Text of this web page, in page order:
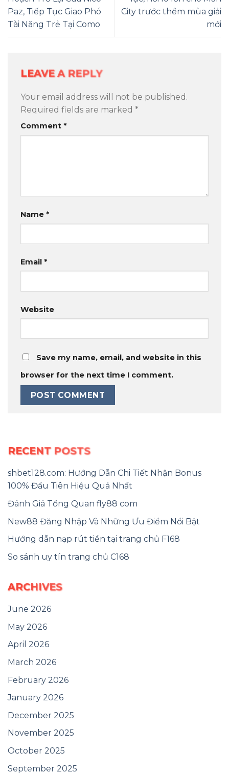
Paz, Tiếp Tục Giao Phó
Tài Năng Trẻ Tại Como
City trước thềm mùa giải
mới
LEAVE A REPLY
Your email address will not be published.
Required fields are marked *
Comment *
Name *
Email *
Website
Save my name, email, and website in this
browser for the next time I comment.
RECENT POSTS
shbet128.com: Hướng Dẫn Chi Tiết Nhận Bonus
100% Đầu Tiên Hiệu Quả Nhất
Đánh Giá Tổng Quan fly88 com
New88 Đăng Nhập Và Những Ưu Điểm Nổi Bật
Hướng dẫn nạp rút tiền tại trang chủ F168
So sánh uy tín trang chủ C168
ARCHIVES
June 2026
May 2026
April 2026
March 2026
February 2026
January 2026
December 2025
November 2025
October 2025
September 2025